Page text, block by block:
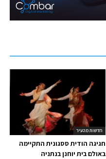
חדשות מהעיר
חגיגה הודית ססגונית התקיימה
באולם בית יוחנן בנתניה